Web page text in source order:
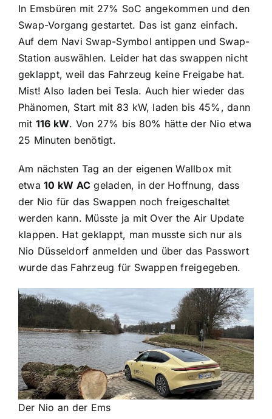
In Emsbüren mit 27% SoC angekommen und den
Swap-Vorgang gestartet. Das ist ganz einfach.
Auf dem Navi Swap-Symbol antippen und Swap-
Station auswählen. Leider hat das swappen nicht
geklappt, weil das Fahrzeug keine Freigabe hat.
Mist! Also laden bei Tesla. Auch hier wieder das
Phänomen, Start mit 83 kW, laden bis 45%, dann
mit 116 kW. Von 27% bis 80% hätte der Nio etwa
25 Minuten benötigt.
Am nächsten Tag an der eigenen Wallbox mit
etwa10 kW AC geladen, in der Hoffnung, dass
der Nio für das Swappen noch freigeschaltet
werden kann. Müsste ja mit Over the Air Update
klappen. Hat geklappt, man musste sich nur als
Nio Düsseldorf anmelden und über das Passwort
wurde das Fahrzeug für Swappen freigegeben.
Der Nio an der Ems